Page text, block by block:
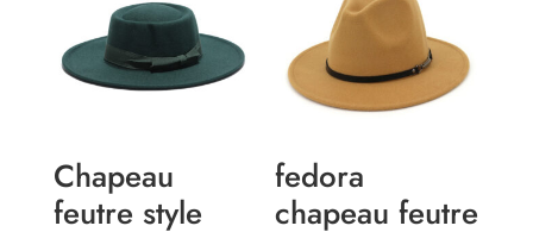
Chapeau
feutre style
fedora
chapeau feutre